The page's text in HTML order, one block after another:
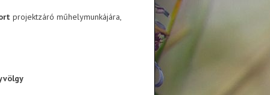
projektzáró műhelymunkájára,